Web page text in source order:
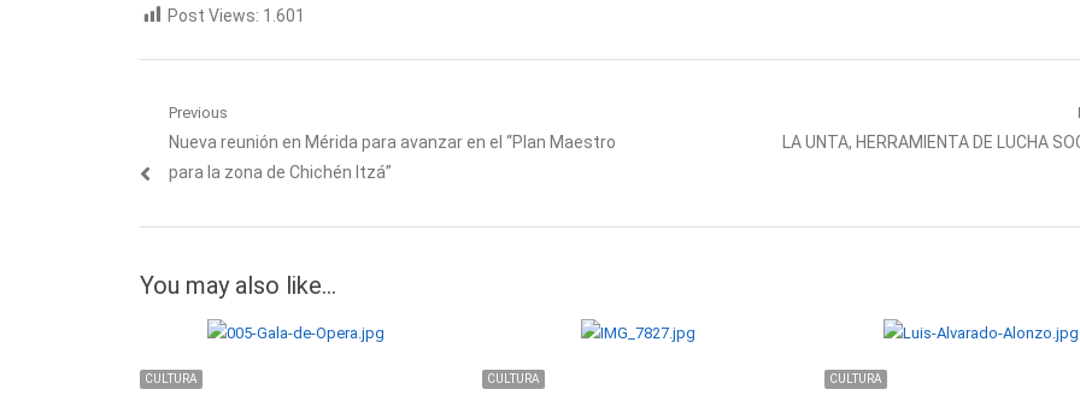
Post Views: 1.601
Navegación
de
Previous
Previous
post:
Nueva reunión en Mérida para avanzar en el “Plan Maestro
para la zona de Chichén Itzá”
Next
LA UNTA, HERRAMIENTA DE LUCHA
You may also like...
CULTURA CULTURA CULTURA